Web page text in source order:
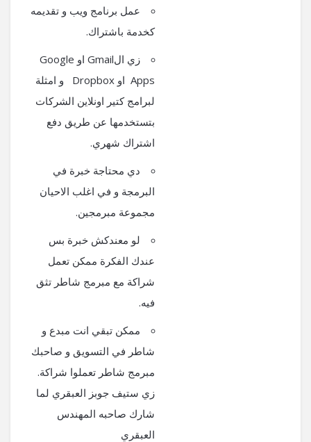
عمل برنامج ويب و تقديمه
كخدمة باشتراك.
زي الGmail او Google
Apps او Dropbox و امثلة
لبرامج كتير اونلاين الشركات
بتستخدمها عن طريق دفع
اشتراك شهري.
دي محتاجة خبرة في
البرمجة و في اغلب الاحيان
مجموعة مبرمجين.
لو معندكش خبرة بس
عندك الفكرة ممكن تعمل
شراكة مع مبرمج شاطر تثق
فيه.
ممكن تبقي انت مبدع و
شاطر في التسويق و صاحبك
مبرمج شاطر تعملوا شراكة.
زي ستيف جوبز العبقري لما
شارك صاحبه المهندس
العبقري